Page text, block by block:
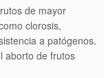
de mayor
clorosis,
a patógenos.
aborto de frutos